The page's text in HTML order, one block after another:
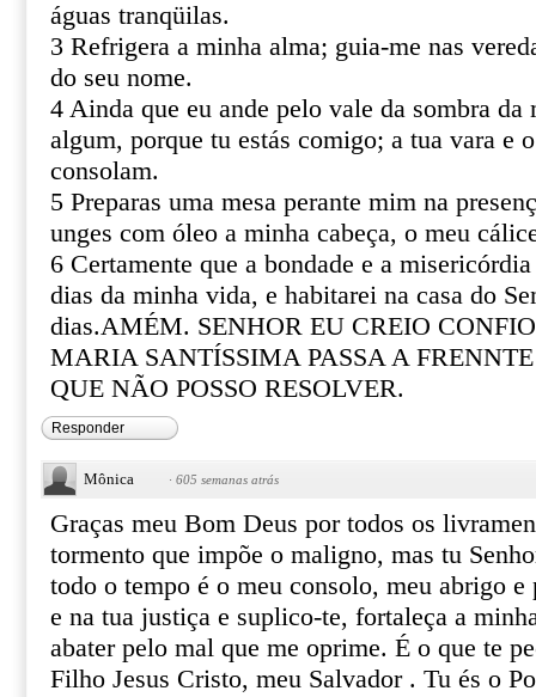
águas tranqüilas.
3 Refrigera a minha alma; guia-me nas
do seu nome.
4 Ainda que eu ande pelo vale da sombra da
algum, porque tu estás comigo; a tua vara e
consolam.
5 Preparas uma mesa perante mim na
unges com óleo a minha cabeça, o meu
6 Certamente que a bondade e a
dias da minha vida, e habitarei na casa do
dias.AMÉM. SENHOR EU CREIO
MARIA SANTÍSSIMA PASSA A
QUE NÃO POSSO RESOLVER.
Responder
Mônica · 605 semanas atrás
Graças meu Bom Deus por todos os
tormento que impõe o maligno, mas tu
todo o tempo é o meu consolo, meu abrigo e
e na tua justiça e suplico-te, fortaleça a
abater pelo mal que me oprime. É o que te
Filho Jesus Cristo, meu Salvador . Tu és o